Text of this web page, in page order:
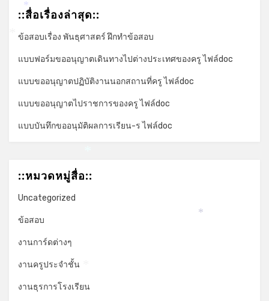
::สื่อเรื่องล่าสุด::
ข้อสอบเรื่อง พันธุศาสตร์ ฝึกทำข้อสอบ
แบบฟอร์มขออนุญาตเดินทางไปต่างประเทศของครู ไฟล์doc
แบบขออนุญาตปฏิบัติงานนอกสถานที่ครู ไฟล์doc
แบบขออนุญาตไปราชการของครู ไฟล์doc
แบบบันทึกขออนุมัติผลการเรียน-ร ไฟล์doc
::หมวดหมู่สื่อ::
Uncategorized
ข้อสอบ
งานการ์ดต่างๆ
งานครูประจำชั้น
งานธุรการโรงเรียน
*